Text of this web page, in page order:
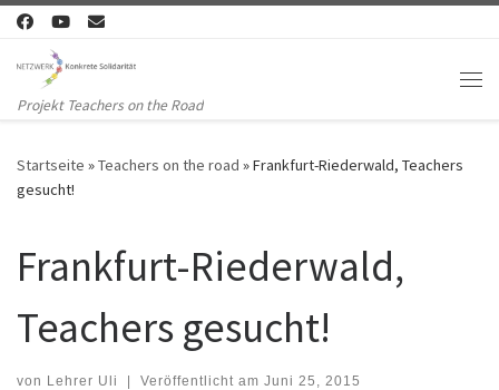
Zum Inhalt springen
Projekt Teachers on the Road
Startseite »Teachers on the road »Frankfurt-Riederwald, Teachers
gesucht!
Frankfurt-Riederwald,
Teachers gesucht!
von Lehrer Uli | Veröffentlicht am Juni 25, 2015